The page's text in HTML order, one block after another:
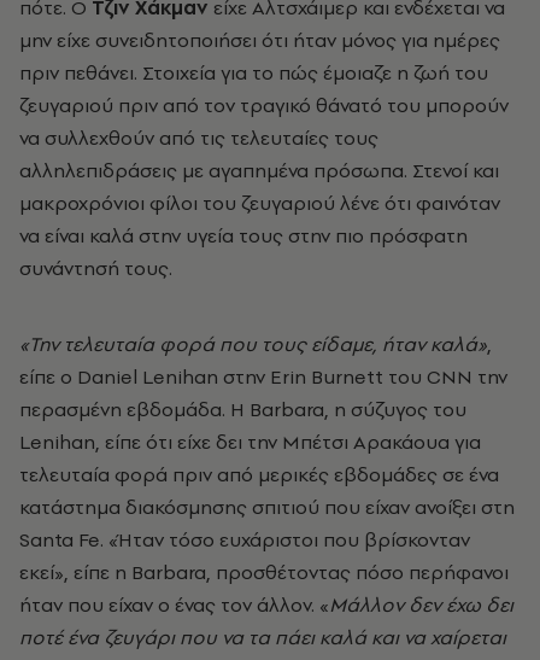
πότε. Ο Τζιν Χάκμαν είχε Αλτσχάιμερ και ενδέχεται να
μην είχε συνειδητοποιήσει ότι ήταν μόνος για ημέρες
πριν πεθάνει. Στοιχεία για το πώς έμοιαζε η ζωή του
ζευγαριού πριν από τον τραγικό θάνατό του μπορούν
να συλλεχθούν από τις τελευταίες τους
αλληλεπιδράσεις με αγαπημένα πρόσωπα. Στενοί και
μακροχρόνιοι φίλοι του ζευγαριού λένε ότι φαινόταν
να είναι καλά στην υγεία τους στην πιο πρόσφατη
συνάντησή τους.
«Την τελευταία φορά που τους είδαμε, ήταν καλά»,
είπε ο Daniel Lenihan στην Erin Burnett του CNN την
περασμένη εβδομάδα. Η Barbara, η σύζυγος του
Lenihan, είπε ότι είχε δει την Μπέτσι Αρακάουα για
τελευταία φορά πριν από μερικές εβδομάδες σε ένα
κατάστημα διακόσμησης σπιτιού που είχαν ανοίξει στη
Santa Fe. «Ήταν τόσο ευχάριστοι που βρίσκονταν
εκεί», είπε η Barbara, προσθέτοντας πόσο περήφανοι
ήταν που είχαν ο ένας τον άλλον. «Μάλλον δεν έχω δει
ποτέ ένα ζευγάρι που να τα πάει καλά και να χαίρεται